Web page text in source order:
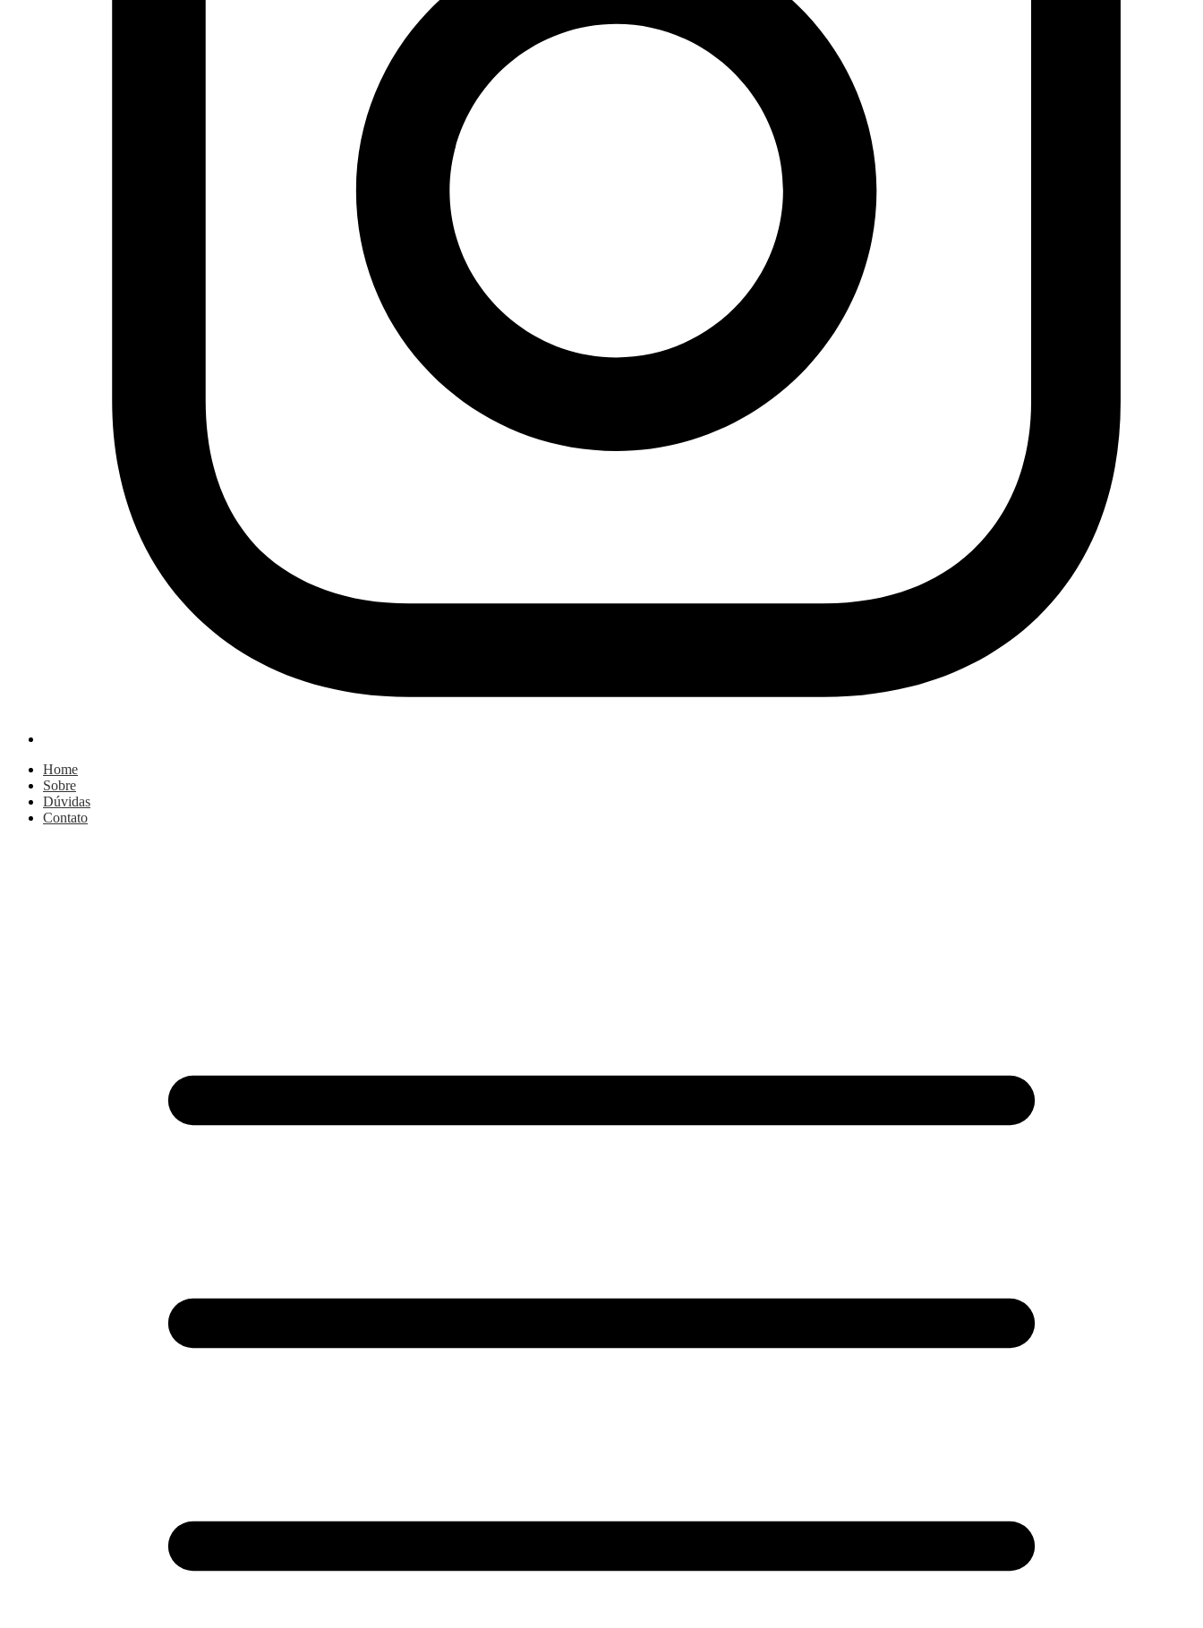
Home
Sobre
Dúvidas
Contato